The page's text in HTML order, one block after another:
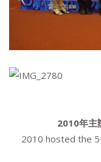
2010年主
2010 hosted the